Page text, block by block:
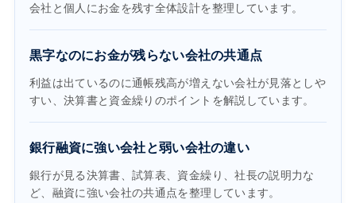
会社と個人にお金を残す全体設計を整理しています。
黒字なのにお金が残らない会社の共通点
利益は出ているのに通帳残高が増えない会社が見落としや
すい、決算書と資金繰りのポイントを解説しています。
銀行融資に強い会社と弱い会社の違い
銀行が見る決算書、試算表、資金繰り、社長の説明力な
ど、融資に強い会社の共通点を整理しています。